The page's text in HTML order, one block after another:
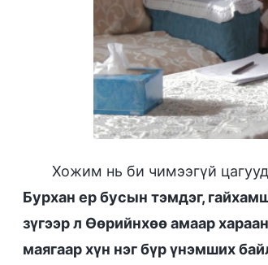
Хожим нь би чимээгүй
Бурхан ер бусын тэмдэг,
зүгээр л Өөрийнхөө амаар
маягаар хүн нэг бүр үнэмших